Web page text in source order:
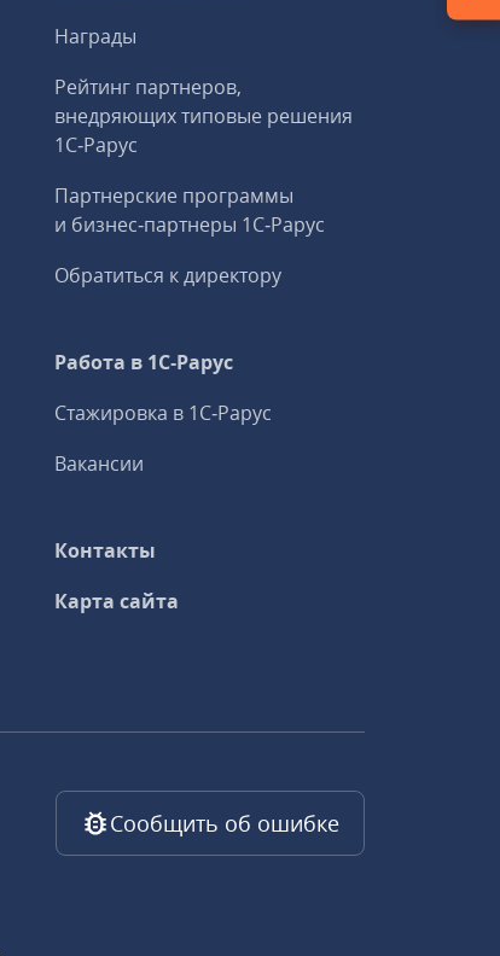
Награды
Рейтинг партнеров,
внедряющих типовые решения
1С‑Рарус
Партнерские программы
и бизнес‑партнеры 1С‑Рарус
Обратиться к директору
Работа в 1С‑Рарус
Стажировка в 1С‑Рарус
Вакансии
Контакты
Карта сайта
Сообщить об ошибке